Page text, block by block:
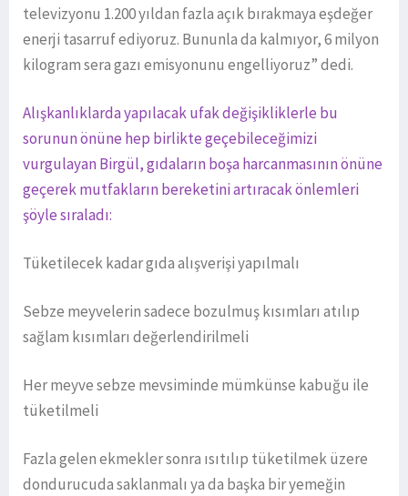
televizyonu 1.200 yıldan fazla açık bırakmaya eşdeğer
enerji tasarruf ediyoruz. Bununla da kalmıyor, 6 milyon
kilogram sera gazı emisyonunu engelliyoruz” dedi.
Alışkanlıklarda yapılacak ufak değişikliklerle bu
sorunun önüne hep birlikte geçebileceğimizi
vurgulayan Birgül, gıdaların boşa harcanmasının önüne
geçerek mutfakların bereketini artıracak önlemleri
şöyle sıraladı:
Tüketilecek kadar gıda alışverişi yapılmalı
Sebze meyvelerin sadece bozulmuş kısımları atılıp
sağlam kısımları değerlendirilmeli
Her meyve sebze mevsiminde mümkünse kabuğu ile
tüketilmeli
Fazla gelen ekmekler sonra ısıtılıp tüketilmek üzere
dondurucuda saklanmalı ya da başka bir yemeğin